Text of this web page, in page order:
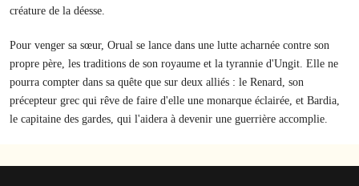
créature de la déesse.
Pour venger sa sœur, Orual se lance dans une lutte acharnée contre son
propre père, les traditions de son royaume et la tyrannie d'Ungit. Elle ne
pourra compter dans sa quête que sur deux alliés : le Renard, son
précepteur grec qui rêve de faire d'elle une monarque éclairée, et Bardia,
le capitaine des gardes, qui l'aidera à devenir une guerrière accomplie.